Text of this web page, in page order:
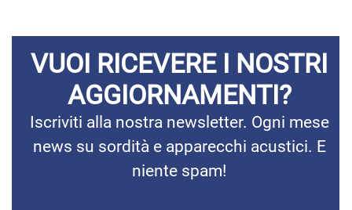
VUOI RICEVERE I NOSTRI
AGGIORNAMENTI?
Iscriviti alla nostra newsletter. Ogni mese
news su sordità e apparecchi acustici. E
niente spam!